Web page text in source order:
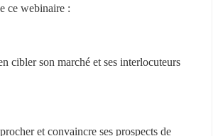
ce webinaire :
cibler son marché et ses interlocuteurs
et convaincre ses prospects de